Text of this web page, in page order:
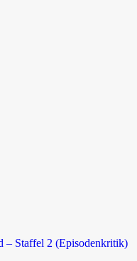
– Staffel 2 (Episodenkritik)